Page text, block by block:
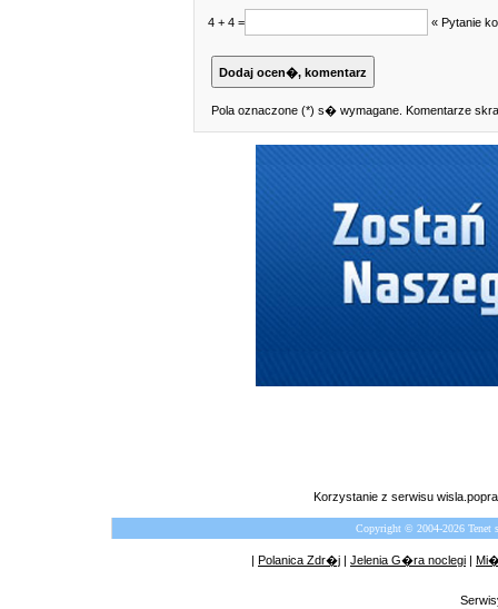
4 + 4 = « Pytanie
Pola oznaczone (*) s� wymagane. Komentarze
Korzystanie z serwisu
Copyright © 2004-2026
| Polanica Zdr�j | Jelenia G�ra noclegi |